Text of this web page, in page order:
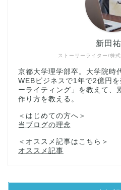
ストーリーライター/株
新田
京都大学理学部卒。大学院時
WEBビジネスで1年で2億円
ーライティング」を教えて、
作り方を教える。
＜はじめての方へ＞
当ブログの理念
＜オススメ記事はこちら＞
オススメ記事